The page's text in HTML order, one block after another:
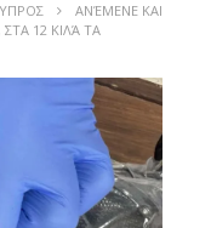
ΑΝΈΜΕΝΕ ΚΑΙ
12 ΚΙΛΆ ΤΑ